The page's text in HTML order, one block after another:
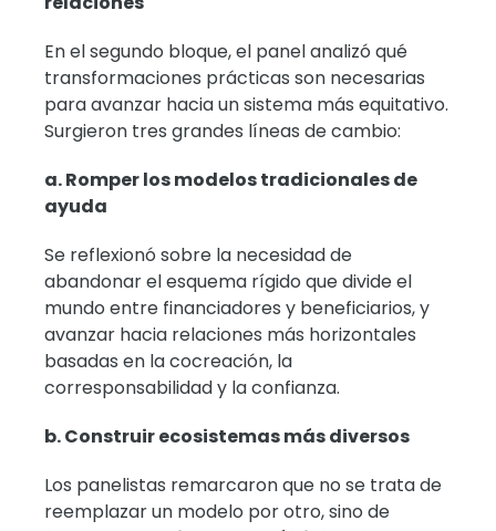
En el segundo bloque, el panel analizó qué
transformaciones prácticas son necesarias
para avanzar hacia un sistema más equitativo.
Surgieron tres grandes líneas de cambio:
a. Romper los modelos tradicionales de
ayuda
Se reflexionó sobre la necesidad de
abandonar el esquema rígido que divide el
mundo entre financiadores y beneficiarios, y
avanzar hacia relaciones más horizontales
basadas en la cocreación, la
corresponsabilidad y la confianza.
b. Construir ecosistemas más diversos
Los panelistas remarcaron que no se trata de
reemplazar un modelo por otro, sino de